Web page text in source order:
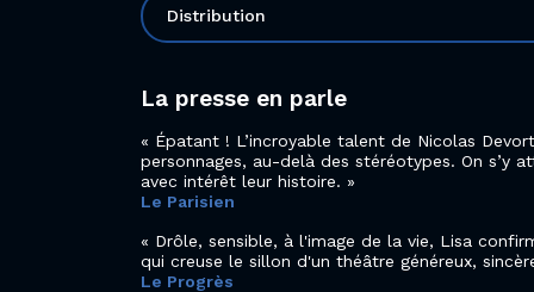
Distribution
La presse en parle
Épatant ! L’incroyable talent de Nicolas
personnages, au-delà des stéréotypes. On s’y
avec intérêt leur histoire.
Le Parisien
Drôle, sensible, à l'image de la vie, Lisa
qui creuse le sillon d'un théâtre généreux,
Le Progrès